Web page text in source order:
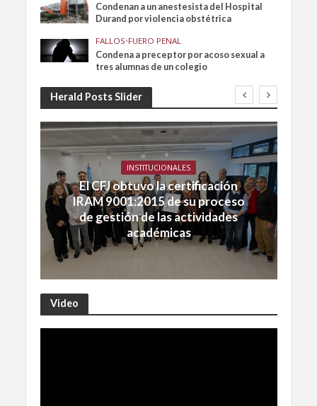
Condenan a un anestesista del Hospital
Durand por violencia obstétrica
FALLOS•FUERO PENAL
Condena a preceptor por acoso sexual a
tres alumnas de un colegio
Herald Posts Slider
INSTITUCIONALES
El CFJ obtuvo la certificación
IRAM 9001:2015 de su proceso
de gestión de las actividades
académicas
Video